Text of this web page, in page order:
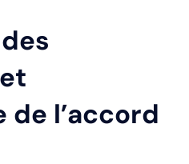
l’accord